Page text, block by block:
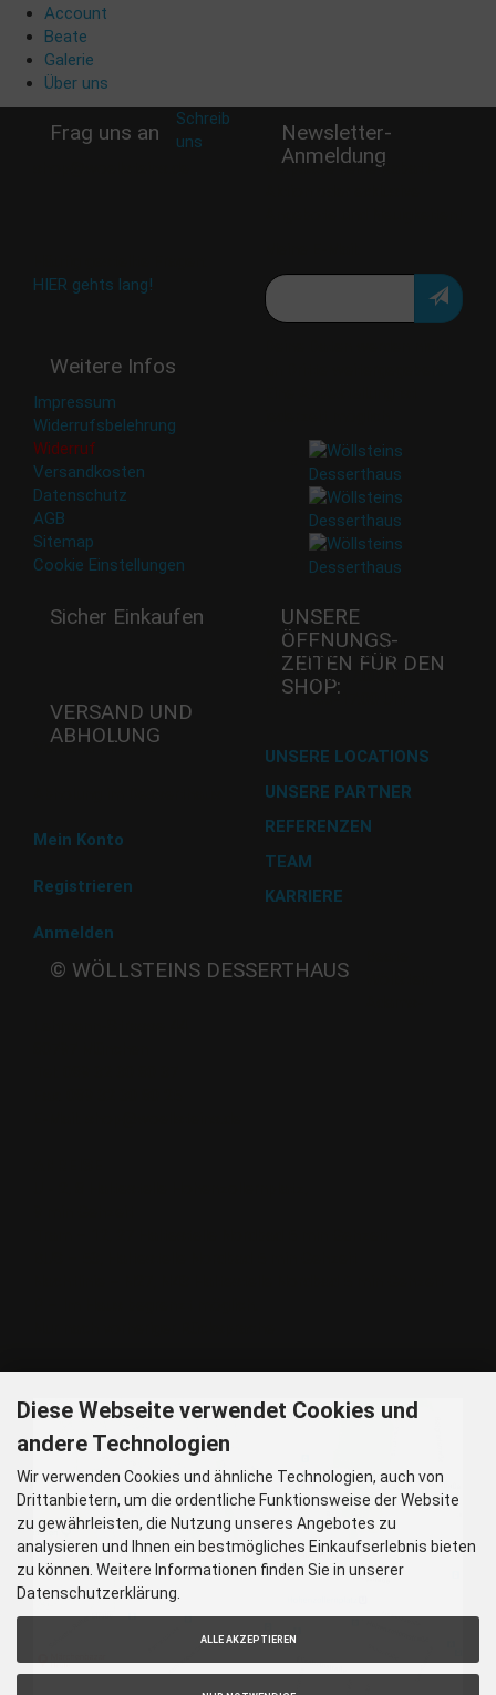
Account
Beate
Galerie
Über uns
Frag uns an
Schreib
uns
HIER gehts lang!
Weitere Infos
Impressum
Widerrufsbelehrung
Widerruf
Versandkosten
Datenschutz
AGB
Sitemap
Cookie Einstellungen
Newsletter-
Anmeldung
Verpasse keine Rabatt-
Sicher Einkaufen
VERSAND UND
ABHOLUNG
Versand mit DHL
Mein Konto
Registrieren
Anmelden
UNSERE
ÖFFNUNGS­
ZEITEN FÜR DEN
SHOP:
Mi - 11:00-17:00 Uhr
Do -11:00-17:00 Uhr
Fr - 11:00-17:00 Uhr
UNSERE LOCATIONS
UNSERE PARTNER
REFERENZEN
TEAM
KARRIERE
© WÖLLSTEINS DESSERTHAUS
GOOGLE MAPS
Diese Webseite verwendet Cookies und
andere Technologien
Wir verwenden Cookies und ähnliche Technologien, auch von
Drittanbietern, um die ordentliche Funktionsweise der Website
zu gewährleisten, die Nutzung unseres Angebotes zu
analysieren und Ihnen ein bestmögliches Einkaufserlebnis bieten
zu können. Weitere Informationen finden Sie in unserer
Datenschutzerklärung.
ALLE AKZEPTIEREN